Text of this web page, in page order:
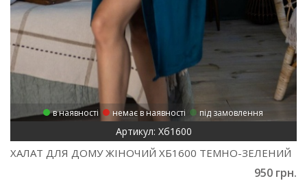
в наявності немає в наявності під замовлення
Артикул: Хб1600
ХАЛАТ ДЛЯ ДОМУ ЖІНОЧИЙ ХБ1600 ТЕМНО-ЗЕЛЕНИЙ
950 грн.